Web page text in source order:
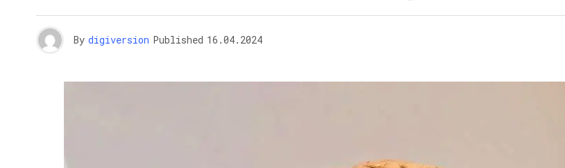
By digiversion Published 16.04.2024